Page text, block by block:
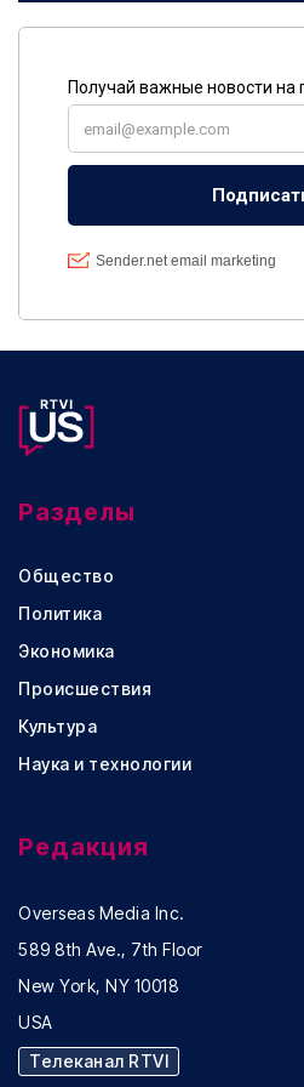
Разделы
Общество
Политика
Экономика
Происшествия
Культура
Наука и технологии
Редакция
Overseas Media Inc.
589 8th Ave., 7th Floor
New York, NY 10018
USA
Телеканал RTVI